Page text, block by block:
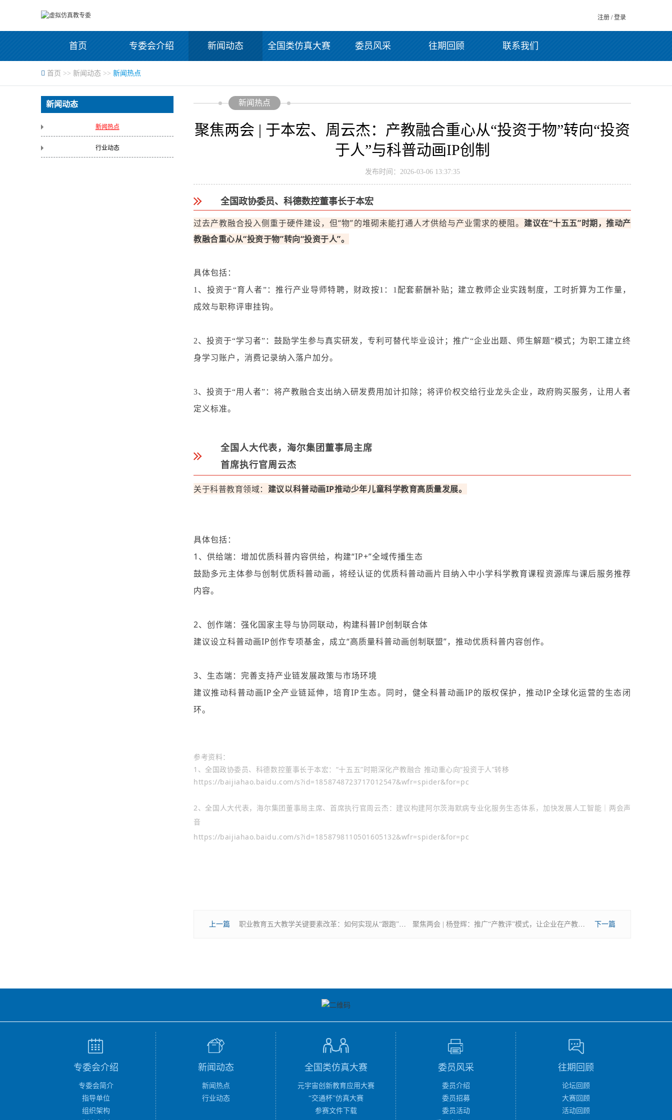
注册 /登录
首页 专委会介绍 新闻动态 全国类仿真大赛 委员风采 往期回顾 联系我们
首页 >> 新闻动态 >> 新闻热点
新闻动态
新闻热点
行业动态
新闻热点
聚焦两会 | 于本宏、周云杰：产教融合重心从“投资于物”转向“投资
于人”与科普动画IP创制
发布时间：2026-03-06 13:37:35
全国政协委员、科德数控董事长于本宏
过去产教融合投入侧重于硬件建设，但“物”的堆砌未能打通人才供给与产业需求的梗阻。 建议在“十五五”时期，推动产
教融合重心从“投资于物”转向“投资于人”。
具体包括 ：
1、投资于“育人者”：推行产业导师特聘，财政按1：1配套薪酬补贴；建立教师企业实践制度，工时折算为工作量，
成效与职称评审挂钩。
2、投资于“学习者”：鼓励学生参与真实研发，专利可替代毕业设计；推广“企业出题、师生解题”模式；为职工建立终
身学习账户，消费记录纳入落户加分。
3、投资于“用人者”：将产教融合支出纳入研发费用加计扣除；将评价权交给行业龙头企业，政府购买服务，让用人者
定义标准。
全国人大代表，海尔集团董事局主席
首席执行官周云杰
关于科普教育领域： 建议以科普动画IP推动少年儿童科学教育高质量发展。
具体包括：
1、供给端： 增加优质科普内容供给，构建“IP+”全域传播生态
鼓励多元主体参与创制优质科普动画 ， 将经认证的优质科普动画片目纳入中小学科学教育课程资源库与课后服务推荐
内容。
2、创作端： 强化国家主导与协同联动，构建科普IP创制联合体
建议设立科普动画IP创作专项基金，成立“高质量科普动画创制联盟”，推动优质科普内容创作。
3、生态端： 完善支持产业链发展政策与市场环境
建议推动科普动画IP全产业链延伸，培育IP生态。同时，健全科普动画IP的版权保护，推动IP全球化运营的生态闭
环。
参考资料：
1、全国政协委员、科德数控董事长于本宏：“十五五”时期深化产教融合 推动重心向“投资于人”转移
https://baijiahao.baidu.com/s?id=1858748723717012547&wfr=spider&for=pc
2、全国人大代表，海尔集团董事局主席、首席执行官周云杰：建议构建阿尔茨海默病专业化服务生态体系，加快发展人工智能｜两会声
音
https://baijiahao.baidu.com/s?id=1858798110501605132&wfr=spider&for=pc
上一篇 职业教育五大教学关键要素改革：如何实现从“跟跑”产业到“支撑”产业 聚焦两会 | 杨登辉：推广“产教评”模式，让企业在产教融合中站上“C位” 下一篇
专委会介绍
专委会简介
指导单位
组织架构
新闻动态
新闻热点
行业动态
全国类仿真大赛
元宇宙创新教育应用大赛
“交通杯”仿真大赛
参赛文件下载
委员风采
委员介绍
委员招募
委员活动
往期回顾
论坛回顾
大赛回顾
活动回顾